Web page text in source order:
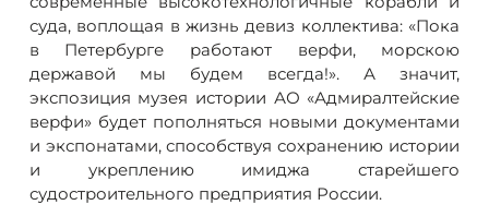
суда, воплощая в жизнь девиз коллектива: «Пока
в Петербурге работают верфи, морскою
державой мы будем всегда!». А значит,
экспозиция музея истории АО «Адмиралтейские
верфи» будет пополняться новыми документами
и экспонатами, способствуя сохранению истории
и укреплению имиджа старейшего
судостроительного предприятия России.